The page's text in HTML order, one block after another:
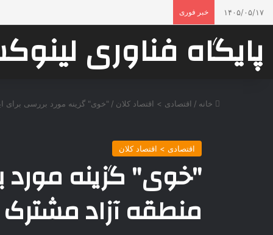
۱۴۰۵/۰۵/۱۷ خبر فوری
پایگاه فناوری
خانه / اقتصادی > اقتصاد کلان / "خوی" گزینه مورد بررسی برای
اقتصادی > اقتصاد کلان
"خوی" گزینه مورد
منطقه آزاد مشترک